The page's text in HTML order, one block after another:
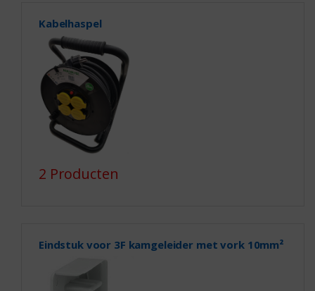
Kabelhaspel
2 Producten
Eindstuk voor 3F kamgeleider met vork 10mm²